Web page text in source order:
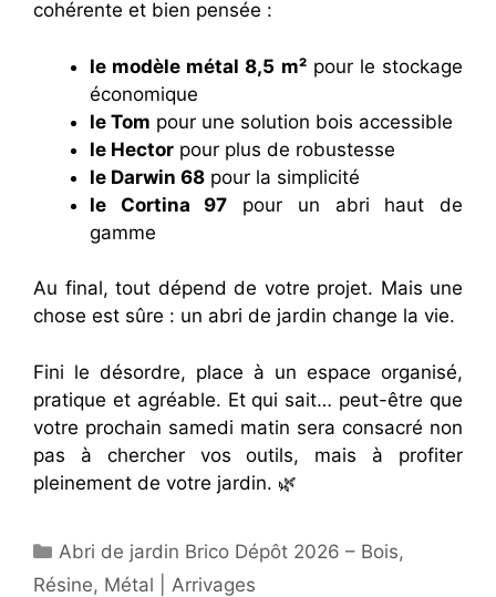
cohérente et bien pensée :
le modèle métal 8,5 m²pour le stockage
économique
le Tom pour une solution bois accessible
le Hector pour plus de robustesse
le Darwin 68 pour la simplicité
le Cortina 97 pour un abri haut de
gamme
Au final, tout dépend de votre projet. Mais une
chose est sûre : un abri de jardin change la vie.
Fini le désordre, place à un espace organisé,
pratique et agréable. Et qui sait… peut-être que
votre prochain samedi matin sera consacré non
pas à chercher vos outils, mais à profiter
pleinement de votre jardin. 🌿
Catégories
Abri de jardin Brico Dépôt 2026 – Bois,
Résine, Métal | Arrivages